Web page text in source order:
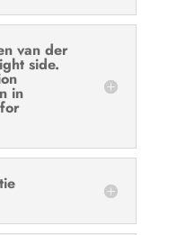
van der
side.
in